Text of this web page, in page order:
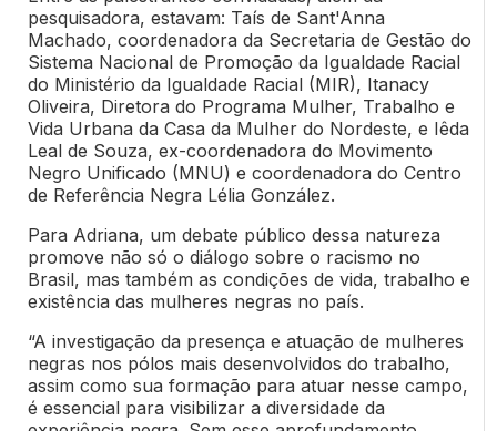
pesquisadora, estavam: Taís de Sant'Anna
Machado, coordenadora da Secretaria de Gestão do
Sistema Nacional de Promoção da Igualdade Racial
do Ministério da Igualdade Racial (MIR), Itanacy
Oliveira, Diretora do Programa Mulher, Trabalho e
Vida Urbana da Casa da Mulher do Nordeste, e Iêda
Leal de Souza, ex-coordenadora do Movimento
Negro Unificado (MNU) e coordenadora do Centro
de Referência Negra Lélia González.
Para Adriana, um debate público dessa natureza
promove não só o diálogo sobre o racismo no
Brasil, mas também as condições de vida, trabalho e
existência das mulheres negras no país.
“A investigação da presença e atuação de mulheres
negras nos pólos mais desenvolvidos do trabalho,
assim como sua formação para atuar nesse campo,
é essencial para visibilizar a diversidade da